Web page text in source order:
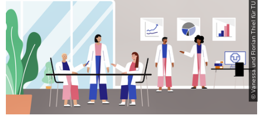
© Vanessa und Florian Thiel für TU Dresden